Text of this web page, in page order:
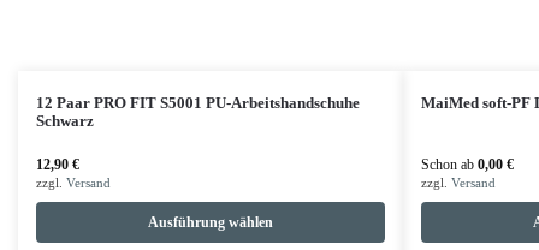
12 Paar PRO FIT S5001 PU-Arbeitshandschuhe
Schwarz
12,90 €
zzgl. Versand
Ausführung wählen
MaiMed soft-PF
Schon ab 0,00 €
zzgl. Versand